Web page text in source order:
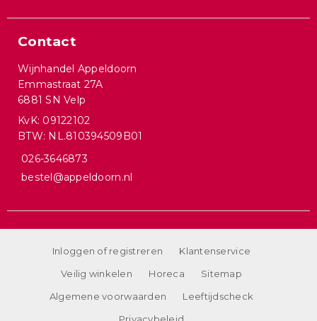
Contact
Wijnhandel Appeldoorn
Emmastraat 27A
6881 SN Velp
KvK: 09122102
BTW: NL.810394509B01
026-3646873
bestel@appeldoorn.nl
Inloggen of registreren
Klantenservice
Veilig winkelen
Horeca
Sitemap
Algemene voorwaarden
Leeftijdscheck
Privacybeleid